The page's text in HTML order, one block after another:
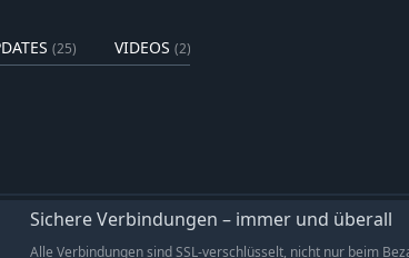
(25) VIDEOS (2)
Sichere Verbindungen – immer und überall
Alle Verbindungen sind SSL-verschlüsselt, nicht nur beim